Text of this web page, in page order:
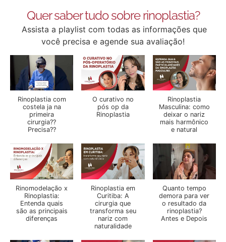
Quer saber tudo sobre rinoplastia?
Assista a playlist com todas as informações que
você precisa e agende sua avaliação!
Rinoplastia com
costela ja na
primeira
cirurgia??
Precisa??
O curativo no
pós op da
Rinoplastia
Rinoplastia
Masculina: como
deixar o nariz
mais harmônico
e natural
Rinomodelação x
Rinoplastia:
Entenda quais
são as principais
diferenças
Rinoplastia em
Curitiba: A
cirurgia que
transforma seu
nariz com
naturalidade
Quanto tempo
demora para ver
o resultado da
rinoplastia?
Antes e Depois